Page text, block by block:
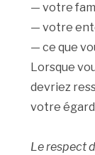
— votre
— votre
— ce que
Lorsque
devriez
votre
Le respect